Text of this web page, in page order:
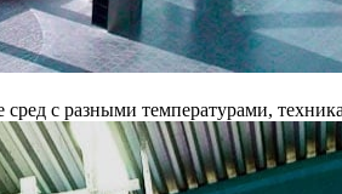
с разными температурами,